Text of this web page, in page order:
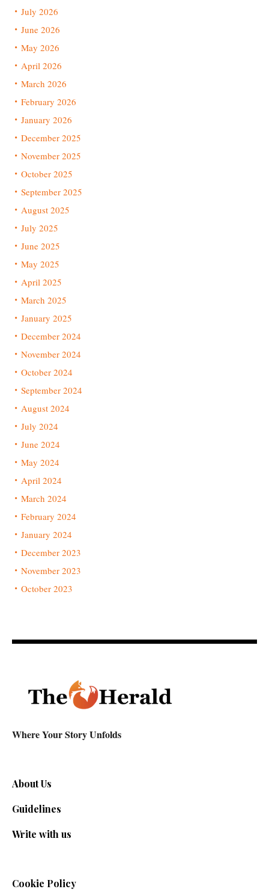
July 2026
June 2026
May 2026
April 2026
March 2026
February 2026
January 2026
December 2025
November 2025
October 2025
September 2025
August 2025
July 2025
June 2025
May 2025
April 2025
March 2025
January 2025
December 2024
November 2024
October 2024
September 2024
August 2024
July 2024
June 2024
May 2024
April 2024
March 2024
February 2024
January 2024
December 2023
November 2023
October 2023
Where Your Story Unfolds
About Us
Guidelines
Write with us
Cookie Policy